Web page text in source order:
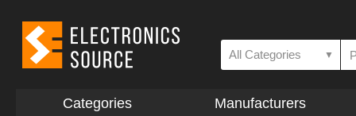
All Categories ▼
Categories Manufacturers